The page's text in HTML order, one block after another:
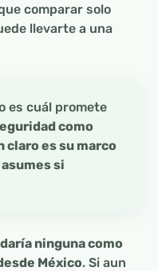
comparar solo
llevarte a una
es cuál promete
como
claro es su marco
si
ninguna como
México. Si aun